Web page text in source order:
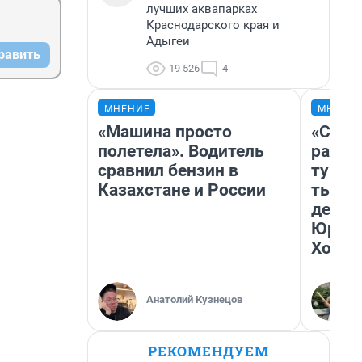
лучших аквапарках
Краснодарского края и
Адыгеи
19 526 4
МНЕНИЕ
«Машина просто
полетела». Водитель
сравнил бензин в
Казахстане и России
Анатолий Кузнецов
день
РЕКОМЕНДУЕМ